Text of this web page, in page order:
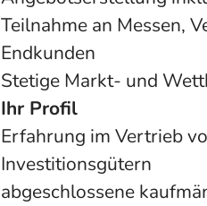
Teilnahme an Messen,
Endkunden
Stetige Markt- und
Ihr Profil
Erfahrung im Vertrieb
Investitionsgütern
abgeschlossene